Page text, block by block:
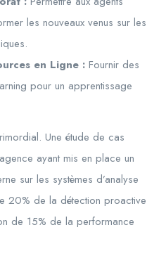
les nouveaux venus sur les
en Ligne : Fournir des
pour un apprentissage
Une étude de cas
ayant mis en place un
sur les systèmes d’analyse
20% de la détection proactive
de 15% de la performance